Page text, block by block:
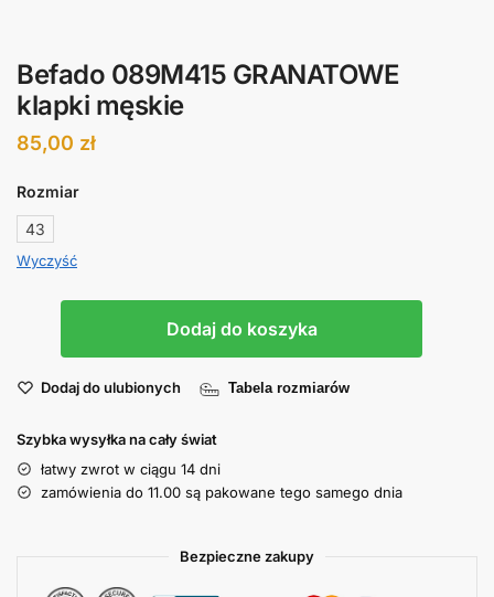
Befado 089M415 GRANATOWE
klapki męskie
85,00 zł
Rozmiar
43
Wyczyść
Dodaj do koszyka
Dodaj do ulubionych Tabela rozmiarów
Szybka wysyłka na cały świat
łatwy zwrot w ciągu 14 dni
zamówienia do 11.00 są pakowane tego samego dnia
Bezpieczne zakupy